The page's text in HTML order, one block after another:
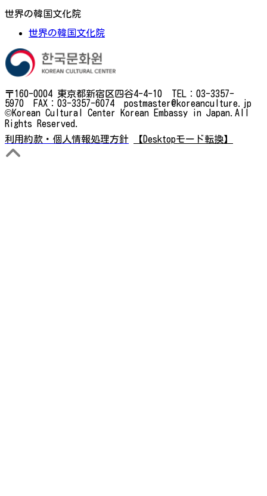
世界の韓国文化院
世界の韓国文化院
〒160-0004 東京都新宿区四谷4-4-10 TEL：03-3357-
5970 FAX：03-3357-6074 postmaster@koreanculture.jp
©Korean Cultural Center Korean Embassy in Japan.All
Rights Reserved.
利用約款・個人情報処理方針
【Desktopモード転換】